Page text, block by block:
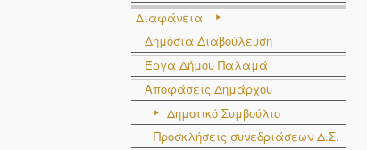
Διαφάνεια
Δημόσια Διαβούλευση
Έργα Δήμου Παλαμά
Αποφάσεις Δημάρχου
Δημοτικό Συμβούλιο
Προσκλήσεις συνεδριάσεων Δ.Σ.